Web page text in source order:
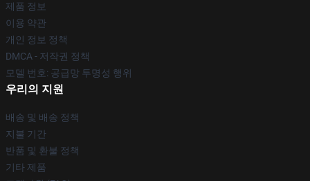
제품 정보
이용 약관
개인 정보 정책
DMCA - 저작권 정책
모델 번호: 공급망 투명성 행위
우리의 지원
배송 및 배송 정책
지불 기간
반품 및 환불 정책
기타 제품